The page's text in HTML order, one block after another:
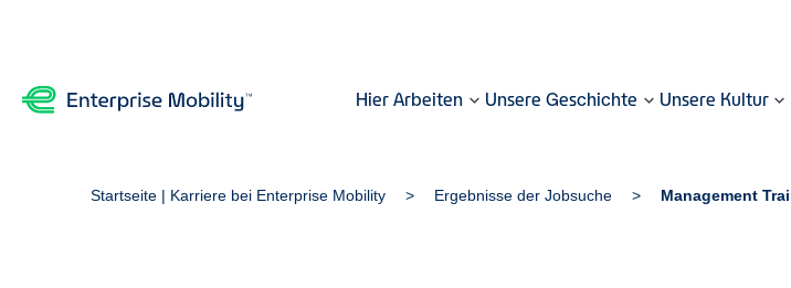
Hier Arbeiten Unsere Geschichte Unsere Kultur
Startseite | Karriere bei Enterprise Mobility Ergebnisse der Jobsuche Management